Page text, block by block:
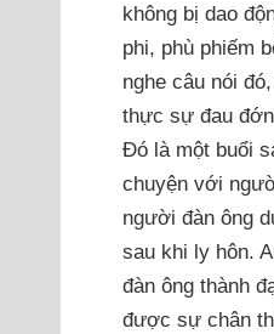
không bị dao
phi, phù phiếm
nghe câu nói
thực sự đau
Đó là một buổi
chuyện với
người đàn ông
sau khi ly hôn.
đàn ông thành
được sự chân